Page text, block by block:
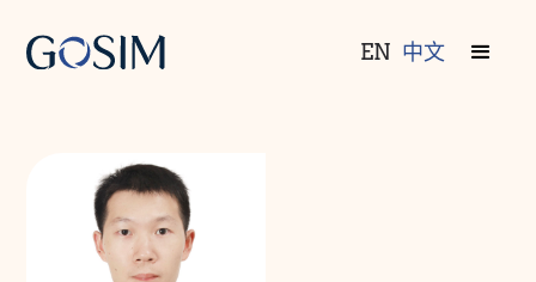
EN 中文